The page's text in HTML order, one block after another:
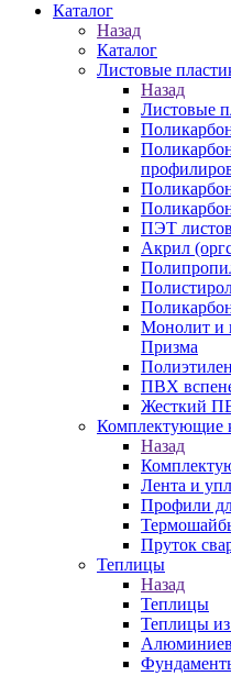
Каталог
Назад
Каталог
Листовые
Назад
Листовые
ПЭТ
Акрил
Монолит и
Призма
ПВХ
Жесткий
Комплектующие
Назад
Лента и
Профили
Пруток
Теплицы
Назад
Теплицы
Теплицы из